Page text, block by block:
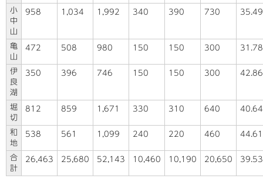
小
中
山
958 1,034 1,992 340 390 730 35.49
亀
山
472 508 980 150 150 300 31.78
伊
良
湖
350 396 746 150 150 300 42.86
堀
切
812 859 1,671 330 310 640 40.64
和
地
538 561 1,099 240 220 460 44.61
合
計
26,463 25,680 52,143 10,460 10,190 20,650 39.53